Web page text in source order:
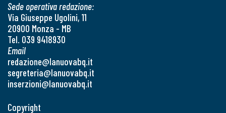
Sede operativa redazione:
Via Giuseppe Ugolini, 11
20900 Monza - MB
Tel. 039 9418930
Email
redazione@lanuovabq.it
segreteria@lanuovabq.it
inserzioni@lanuovabq.it
Copyright